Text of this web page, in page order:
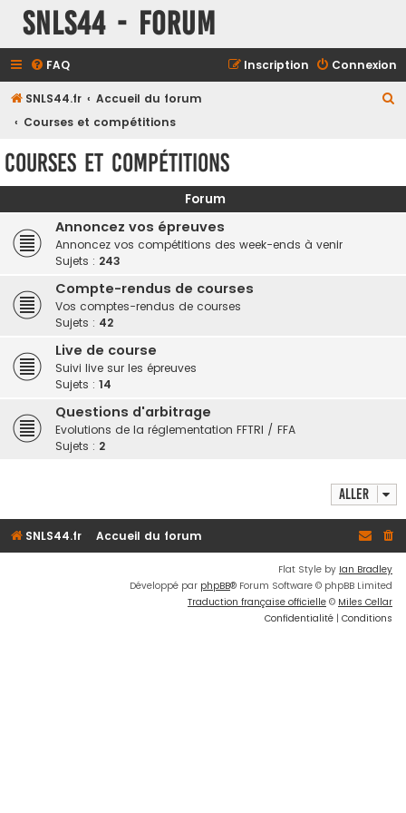
SNLS44 - Forum
FAQ Connexion
Inscription
SNLS44.fr
Accueil du forum
Courses et compétitions
r
Courses et compétitions
Forum
Annoncez vos épreuves
Annoncez vos compétitions des week-ends à venir
Sujets : 243
Compte-rendus de courses
Vos comptes-rendus de courses
Sujets : 42
Live de course
Suivi live sur les épreuves
Sujets : 14
Questions d'arbitrage
Evolutions de la réglementation FFTRI / FFA
Sujets : 2
Aller
SNLS44.fr Accueil du forum
Flat Style by Ian Bradley
Développé par phpBB® Forum Software © phpBB Limited
Traduction française officielle © Miles Cellar
Confidentialité | Conditions